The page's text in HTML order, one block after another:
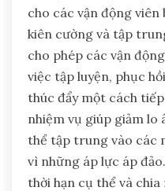
cho các vận động
kiên cường và tập
cho phép các vận
việc tập luyện, phục
thúc đẩy một cách
nhiệm vụ giúp giảm lo
thể tập trung vào các
vì những áp lực áp
thời hạn cụ thể và